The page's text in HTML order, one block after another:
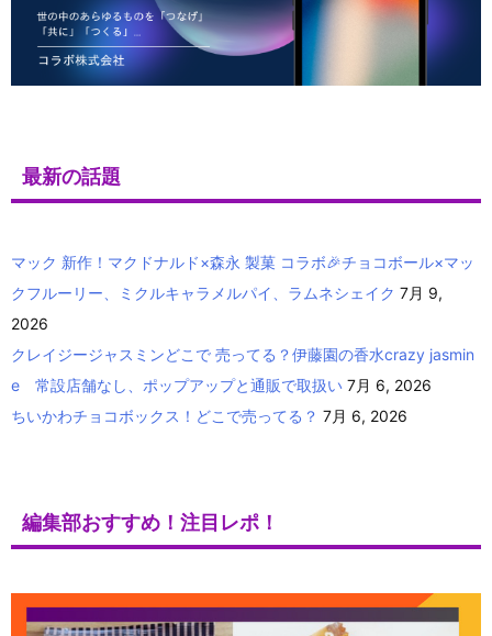
最新の話題
マック 新作！マクドナルド×森永 製菓 コラボ🎉チョコボール×マッ
クフルーリー、ミクルキャラメルパイ、ラムネシェイク 7月 9,
2026
クレイジージャスミンどこで 売ってる？伊藤園の香水crazy jasmin
e 常設店舗なし、ポップアップと通販で取扱い 7月 6, 2026
ちいかわチョコボックス！どこで売ってる？ 7月 6, 2026
編集部おすすめ！注目レポ！